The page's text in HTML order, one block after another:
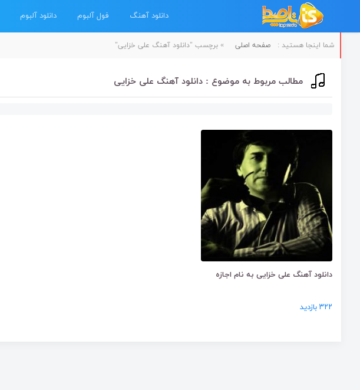
دانلود آهنگ فول آلبوم دانلود آلبوم
شما اینجا هستید : صفحه اصلی » برچسب "دانلود آهنگ علی خزایی"
مطالب مربوط به موضوع : دانلود آهنگ علی خزایی
دانلود آهنگ علی خزایی به نام اجازه
۳۲۲ بازدید